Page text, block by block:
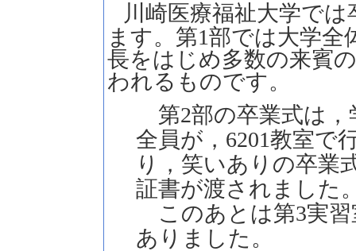
川崎医療福祉大学で
ます。第1部では大学
長をはじめ多数の来賓
われるものです。
第2部の卒業式は，
全員が，6201教室で
り，笑いありの卒業
証書が渡されました
このあとは第3実習
ありました。